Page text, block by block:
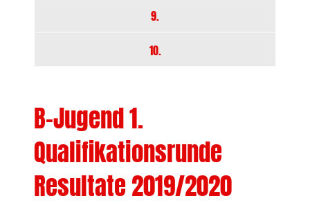
9.
10.
B-Jugend 1.
Qualifikationsrunde
Resultate 2019/2020